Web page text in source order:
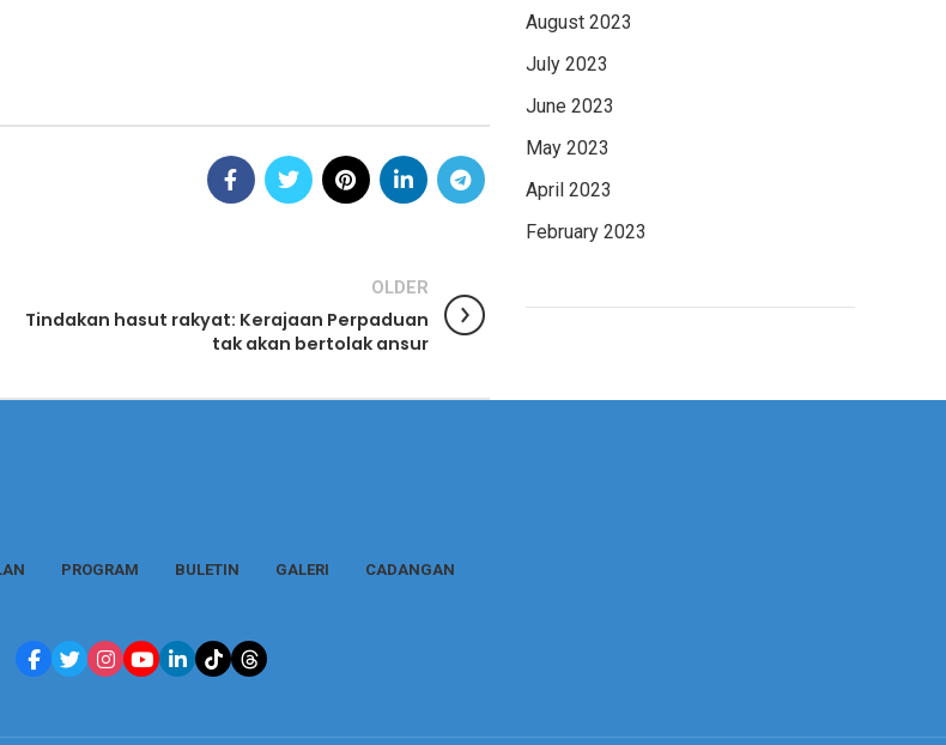
OLDER
Tindakan hasut rakyat: Kerajaan Perpaduan
tak akan bertolak ansur
August 2023
July 2023
June 2023
May 2023
April 2023
February 2023
PROGRAM BULETIN GALERI CADANGAN